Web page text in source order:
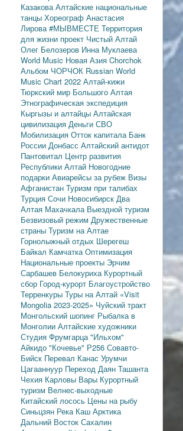
КазаковаАлтайские национальные
танцы Хореограф Анастасия
Лирова#МЫВМЕСТЕ Территория
для жизни проект Чистый Алтай
Олег Белозеров Инна Муклаева
World Music Новая Азия Chorchok
Альбом ЧОРЧОК Russian World
Music Chart 2022 Алтай-кижи
Тюркский мир Большого Алтая
Этнографическая экспедиция
Кыргызы и алтайцы Алтайская
цивилизация Деньги СВО
Мобилизация Отток капитала Банк
России Донбасс Алтайский антидот
Пантовитал Центр развития
Республики Алтай Новогодние
подарки Авиарейсы за рубеж Визы
Афганистан Туризм при талибах
Турция Сочи Новосибирск Два
Алтая Махачкала Выездной туризм
Безвизовый режим Дружественные
страны Туризм на Алтае
Горнолыжный отдых Шерегеш
Байкал КамчаткаОптимизация
Национальные проекты Эрчим
Сарбашев Белокуриха Курортный
сбор Город-курорт Благоустройство
Терренкуры Туры на Алтай «Visit
Mongolia 2023-2025» Чуйский тракт
Монгольский шопинг Рыбалка в
Монголии Алтайские художники
Студия Фрумгарца"Ильхом"
Айкидо "Кочевье" Р256 Совавто-
Бийск Перевал Канас Урумчи
Цагааннуур Переход Даян Ташанта
Чехия Карловы Вары Курортный
туризм Велнес-выходные
Китайский лосось Цены на рыбу
Синьцзян Река Каш Арктика
Дальний Восток Сахалин